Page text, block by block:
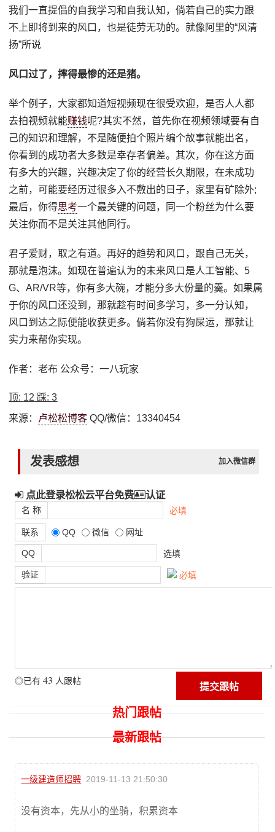
我们一直提倡的自我学习和自我认知，倘若自己的实力跟
不上即将到来的风口，也是徒劳无功的。就像阿里的“风清
扬”所说
风口过了，摔得最惨的还是猪。
举个例子，大家都知道短视频现在很受欢迎，是否人人都
去拍视频就能赚钱呢?其实不然，首先你在视频领域要有自
己的知识和理解，不是随便拍个照片编个故事就能出名，
你看到的成功者大多数是幸存者偏差。其次，你在这方面
有多大的兴趣，兴趣决定了你的经营长久期限，在未成功
之前，可能要经历过很多入不敷出的日子，家里有矿除外;
最后，你得思考一个最关键的问题，同一个粉丝为什么要
关注你而不是关注其他同行。
君子爱财，取之有道。再好的趋势和风口，跟自己无关，
那就是泡沫。如现在普遍认为的未来风口是人工智能、5
G、AR/VR等，你有多大碗，才能分多大份量的羹。如果属
于你的风口还没到，那就趁有时间多学习，多一分认知，
风口到达之际便能收获更多。倘若你没有狗屎运，那就让
实力来帮你实现。
作者：老布 公众号：一八玩家
顶: 12 踩:3
来源： 卢松松博客 QQ/微信：13340454
发表感想 加入微信群
点此登录松松云平台免费 认证
名 称 必填
联系 QQ 微信 网址
QQ 选填
验证 必填
◎已有 43 人跟帖
热门跟帖
最新跟帖
一级建造师招聘 2019-11-13 21:50:30
没有资本，先从小的坐骑，积累资本